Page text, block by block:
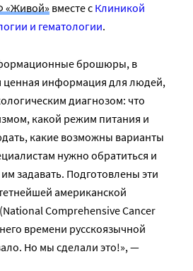
«Живой» вместе с Клиникой
и гематологии.
брошюры, в
ценная информация для людей,
диагнозом: что
какой режим питания и
какие возможны варианты
нужно обратиться и
задавать. Подготовлены эти
американской
Comprehensive Cancer
времени русскоязычной
Но мы сделали это!», —